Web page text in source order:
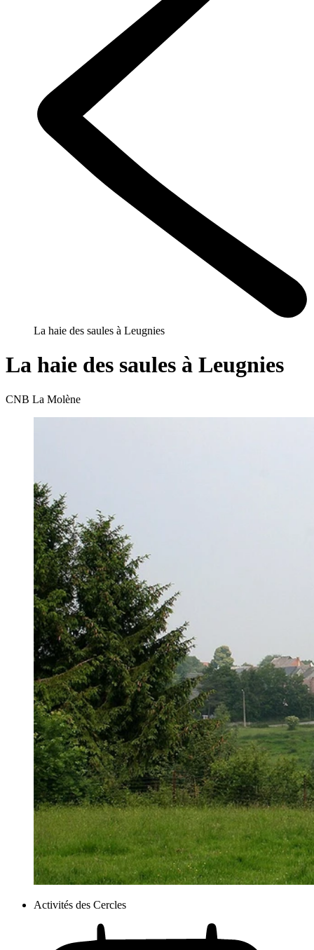
La haie des saules à Leugnies
La haie des saules à Leugnies
CNB La Molène
Activités des Cercles